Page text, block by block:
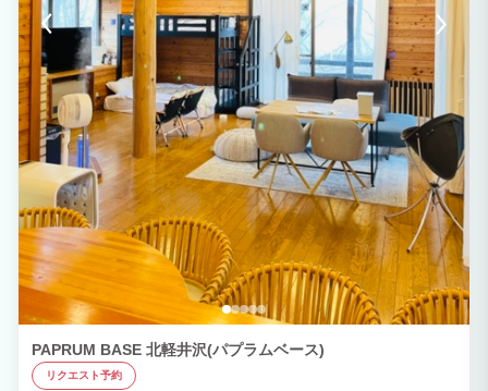
PAPRUM BASE 北軽井沢(パプラムベース)
リクエスト予約